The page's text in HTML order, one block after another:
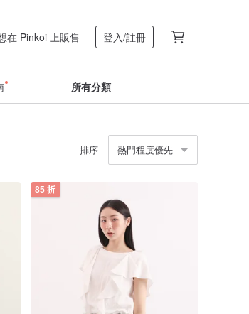
在 Pinkoi 上販售 登入/註冊
所有分類
排序 熱門程度優先
85 折